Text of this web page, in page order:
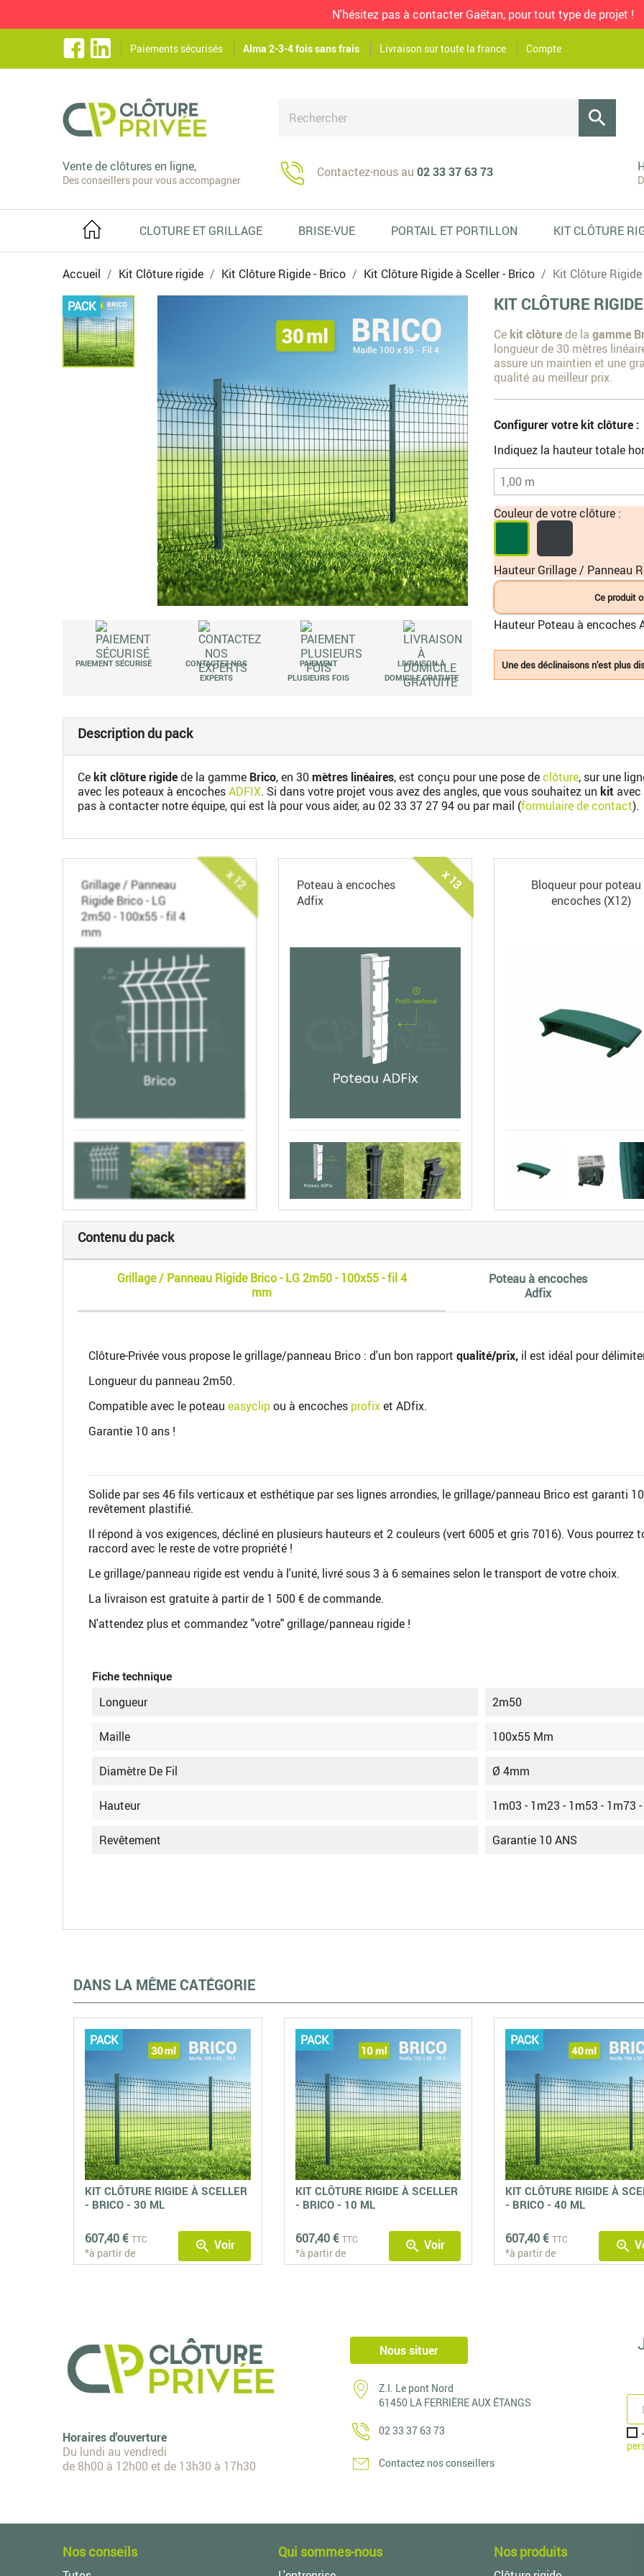
N'hésitez pas à contacter Gaëtan, pour tout type de projet !
Paiements sécurisés Alma 2-3-4 fois sans frais Livraison sur toute la france Compte

Vente de clôtures en ligne,
Des conseillers pour vous accompagner
Contactez-nous au 02 33 37 63 73
CLOTURE ET GRILLAGE BRISE-VUE PORTAIL ET PORTILLON KIT CLÔTURE
Accueil Kit Clôture rigide Kit Clôture Rigide - Brico Kit Clôture Rigide à Sceller - Brico Kit Clôture
PACK
PAIEMENT SÉCURISÉ
CONTACTEZ NOS
EXPERTS
PAIEMENT
PLUSIEURS FOIS
LIVRAISON À
DOMICILE GRATUITE
KIT CLÔTURE
Ce kit clôturede la gamme
longueur de 30 mètres
assure un maintien et une
qualité au meilleur prix.
Configurer votre kit clôture :
Indiquez la hauteur totale
Couleur de votre clôture :
Hauteur Grillage / Panneau
Ce produit
Hauteur Poteau à encoches
Une des déclinaisons n'est plus
Description du pack
Cekit clôture rigidede la gamme Brico, en 30mètres linéaires, est conçu pour une pose declôture, sur une
avec les poteaux à encochesADFIX. Si dans votre projet vous avez des angles, que vous souhaitez un kit avec
pas à contacter notre équipe, qui est là pour vous aider, au 02 33 37 27 94ou par mail (formulaire de contact).
x 12
Grillage / Panneau
Rigide Brico - LG
2m50 - 100x55 - fil 4
mm
x 13
Poteau à encoches
Adfix
Bloqueur pour poteau
encoches (X12)
Contenu du pack
Grillage / Panneau Rigide Brico - LG 2m50 - 100x55 - fil 4
mm
Poteau à encoches
Adfix
Clôture-Privée vous propose le grillage/panneau Brico : d'un bon rapport qualité/prix, il est idéal pour
Longueur du panneau 2m50.
Compatible avec le poteau easyclipou à encoches profixet ADfix.
Garantie 10 ans !
Solide par ses 46 fils verticaux et esthétique par ses lignes arrondies, le grillage/panneau Brico est garanti
revêtement plastifié.
Il répond à vos exigences, décliné en plusieurs hauteurs et 2 couleurs (vert 6005 et gris 7016). Vous
raccord avec le reste de votre propriété !
Le grillage/panneau rigide est vendu à l'unité, livré sous 3 à 6 semaines selon le transport de votre choix.
La livraison est gratuite à partir de 1 500 € de commande.
N'attendez plus et commandez "votre" grillage/panneau rigide !
Fiche technique
Longueur 2m50
Maille 100x55 Mm
Diamètre De Fil Ø 4mm
Hauteur 1m03 - 1m23 - 1m53 - 1m73
Revêtement Garantie 10 ANS
DANS LA MÊME CATÉGORIE
KIT CLÔTURE RIGIDE À SCELLER
- BRICO - 30 ML
607,40 € TTC
*à partir de zoom_in Voir
PACK
KIT CLÔTURE RIGIDE À SCELLER
- BRICO - 10 ML
607,40 € TTC
*à partir de zoom_in Voir
PACK
KIT CLÔTURE RIGIDE À
- BRICO - 40 ML
607,40 € TTC
*à partir de zoom_in
PACK
Horaires d'ouverture
Du lundi au vendredi
de 8h00 à 12h00 et de 13h30 à 17h30
Nous situer
Z.I. Le pont Nord
61450 LA FERRIÈRE AUX ÉTANGS
02 33 37 63 73
Contactez nos conseillers
Nos conseils Qui sommes-nous Nos produits